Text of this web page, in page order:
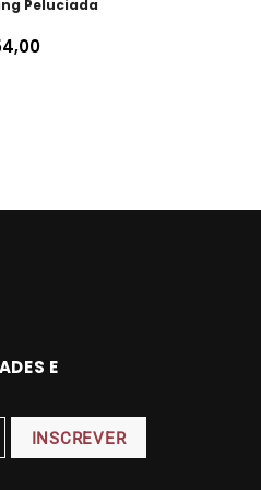
Peluciada
E